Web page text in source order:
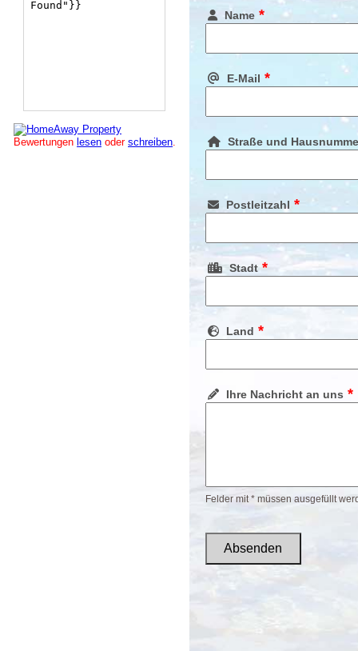
Bewertungen lesen oder schreiben
Name*
E-Mail *
Straße und
Postleitzahl *
Stadt*
Land *
Ihre Nachricht an uns *
Felder mit * müssen ausgefüllt